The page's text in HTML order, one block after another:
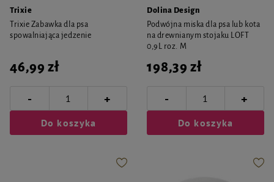
Trixie
Trixie Zabawka dla psa
spowalniająca jedzenie
46,99 zł
- +
Do koszyka
Dolina Design
Podwójna miska dla psa lub kota
na drewnianym stojaku LOFT
0,9L roz. M
198,39 zł
- +
Do koszyka